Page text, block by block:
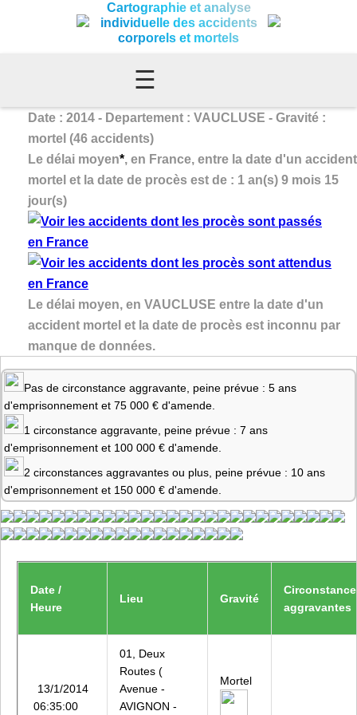
Cartographie et analyse
individuelle des accidents
corporels et mortels
☰
Date : 2014 - Departement : VAUCLUSE - Gravité :
mortel (46 accidents)
Le délai moyen*, en France, entre la date d'un accident
mortel et la date de procès est de : 1 an(s) 9 mois 15
jour(s)
Le délai moyen, en VAUCLUSE entre la date d'un
accident mortel et la date de procès est inconnu par
manque de données.
Pas de circonstance aggravante, peine prévue : 5 ans
d'emprisonnement et 75 000 € d'amende.
1 circonstance aggravante, peine prévue : 7 ans
d'emprisonnement et 100 000 € d'amende.
2 circonstances aggravantes ou plus, peine prévue : 10 ans
d'emprisonnement et 150 000 € d'amende.
Date /
Heure
Lieu Gravité
aggravantes
13/1/2014
06:35:00
01, Deux
Routes (
Avenue -
AVIGNON -
Mortel